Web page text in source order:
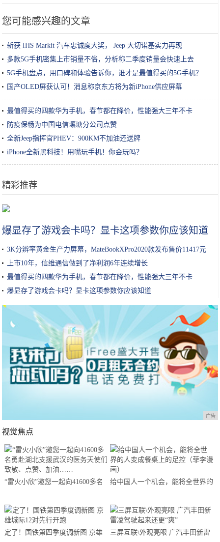
您可能感兴趣的文章
斩获 IHS Markit 汽车忠诚度大奖， Jeep 大切诺基实力再现
多款5G手机密集上市销量不俗，分析称二季度销量会快速上去
5G手机盘点，用口碑和体验告诉你，谁才是最值得买的5G手机？
国产OLED屏获认可！消息称京东方将为新iPhone供应屏幕
最值得买的四款华为手机，春节都在降价，性能强大三年不卡
防疫保畅为中国电信壤塘分公司点赞
全新Jeep指挥官PHEV：900KM不加油还送牌
iPhone全新黑科技！用嘴玩手机！你会玩吗？
精彩推荐
爆显存了游戏会卡吗？显卡这项参数你应该知道
3K分辨率黄金生产力屏幕，MateBookXPro2020款发布售价11417元
上市10年，信维通信做到了净利润6年连续增长
最值得买的四款华为手机，春节都在降价，性能强大三年不卡
爆显存了游戏会卡吗？显卡这项参数你应该知道
广告
视觉焦点
“雷火小欣”邀您一起向41600多名
敬、点赞、加油……
给中国人一个机会，能将全世界的
定了！国铁第四季度调新图 京雄
三屏互联\外观亮眼 广汽丰田新雷